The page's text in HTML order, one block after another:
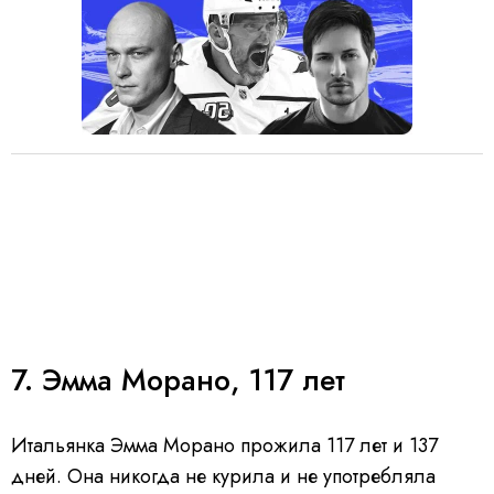
7. Эмма Морано, 117 лет
Итальянка Эмма Морано прожила 117 лет и 137
дней. Она никогда не курила и не употребляла